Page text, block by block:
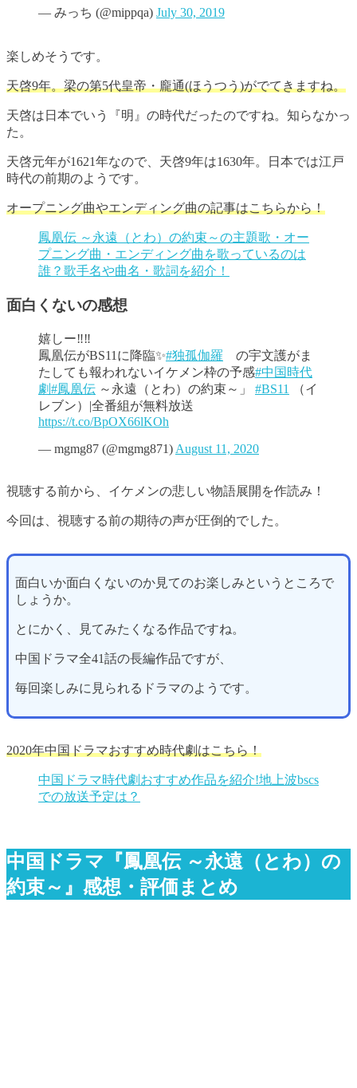
— みっち (@mippqa) July 30, 2019
楽しめそうです。
天啓9年。梁の第5代皇帝・龐通(ほうつう)がでてきますね。
天啓は日本でいう『明』の時代だったのですね。知らなかっ
た。
天啓元年が1621年なので、天啓9年は1630年。日本では江戸
時代の前期のようです。
オープニング曲やエンディング曲の記事はこちらから！
鳳凰伝 ～永遠（とわ）の約束～の主題歌・オー
プニング曲・エンディング曲を歌っているのは
誰？歌手名や曲名・歌詞を紹介！
面白くないの感想
嬉しー‼️‼️
鳳凰伝がBS11に降臨✨#独孤伽羅 の宇文護がま
たしても報われないイケメン枠の予感#中国時代
劇#鳳凰伝 ～永遠（とわ）の約束～」 #BS11
（イ
レブン）|全番組が無料放送
https://t.co/BpOX66lKOh
— mgmg87 (@mgmg871) August 11, 2020
視聴する前から、イケメンの悲しい物語展開を作読み！
今回は、視聴する前の期待の声が圧倒的でした。
面白いか面白くないのか見てのお楽しみというところで
しょうか。
とにかく、見てみたくなる作品ですね。
中国ドラマ全41話の長編作品ですが、
毎回楽しみに見られるドラマのようです。
2020年中国ドラマおすすめ時代劇はこちら！
中国ドラマ時代劇おすすめ作品を紹介!地上波bscs
での放送予定は？
中国ドラマ『鳳凰伝 ～永遠（とわ）の
約束～』感想・評価まとめ